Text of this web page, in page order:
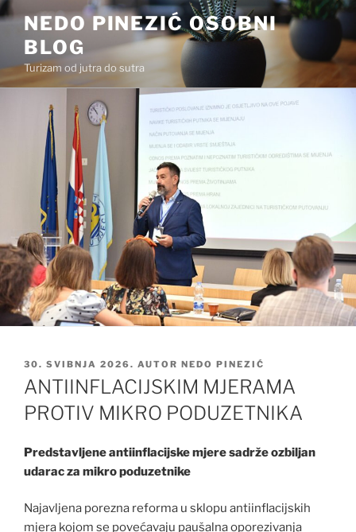
Preskoči
sadržaj
NEDO PINEZIĆ OSOBNI
BLOG
Turizam od jutra do sutra
OBJAVLJENO
30. SVIBNJA 2026. AUTOR NEDO PINEZIĆ
ANTIINFLACIJSKIM MJERAMA
PROTIV MIKRO PODUZETNIKA
Predstavljene antiinflacijske mjere sadrže ozbiljan
udarac za mikro poduzetnike
Najavljena porezna reforma u sklopu antiinflacijskih
mjera kojom se povećavaju paušalna oporezivanja